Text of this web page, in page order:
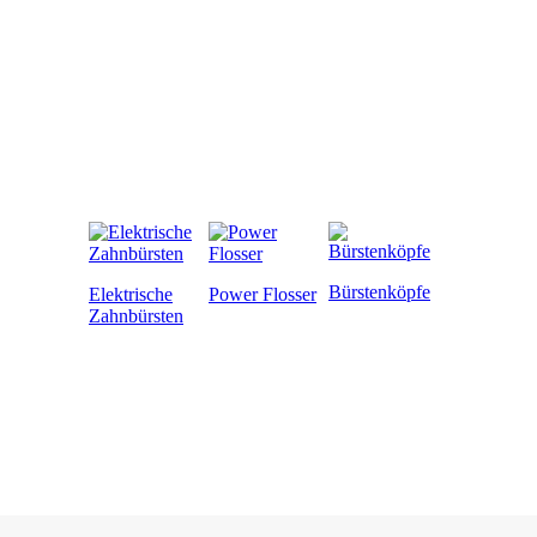
Elektrische
Zahnbürsten
Power Flosser Bürstenköpfe